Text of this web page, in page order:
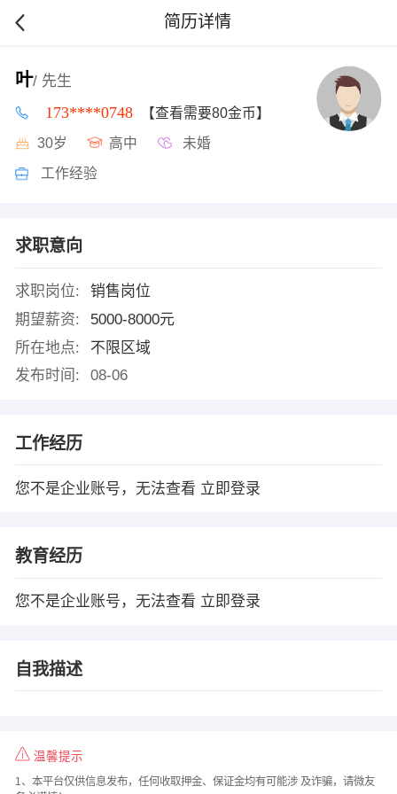
简历详情
叶/ 先生
173****0748 【查看需要80金币】
30岁 高中 未婚
工作经验
求职意向
求职岗位:
销售岗位
期望薪资:
5000-8000元
所在地点:
不限区域
发布时间:
08-06
工作经历
您不是企业账号，无法查看 立即登录
教育经历
您不是企业账号，无法查看 立即登录
自我描述
温馨提示
1、本平台仅供信息发布，任何收取押金、保证金均有可能涉 及诈骗，请微友